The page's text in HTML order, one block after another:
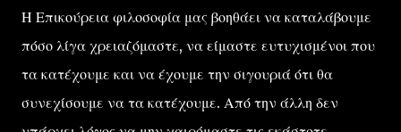
Η Επικούρεια φιλοσοφία μας βοηθάει να καταλάβουμε
πόσο λίγα χρειαζόμαστε, να είμαστε ευτυχισμένοι που
τα κατέχουμε και να έχουμε την σιγουριά ότι θα
συνεχίσουμε να τα κατέχουμε. Από την άλλη δεν